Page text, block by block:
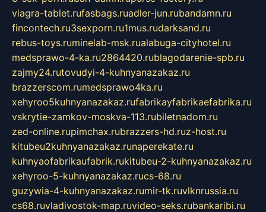
viagra-tablet.rufasbags.ruadler-jun.rubandamn.ru
fincontech.ru3sexporn.ru1mus.rudarksand.ru
rebus-toys.ruminelab-msk.rualabuga-cityhotel.ru
medsprawo-4-ka.ru2864420.rublagodarenie-spb.ru
zajmy24.rutovudyi-4-kuhnyanazakaz.ru
brazzerscom.rumedsprawo4ka.ru
xehyroo5kuhnyanazakaz.rufabrikayfabrikaefabrika.ru
vskrytie-zamkov-moskva-113.rubiletnadom.ru
zed-online.rupimchax.rubrazzers-hd.ruz-host.ru
kitubeu2kuhnyanazakaz.runaperekate.ru
kuhnyaofabrikaufabrik.rukitubeu-2-kuhnyanazakaz.ru
xehyroo-5-kuhnyanazakaz.rucs-68.ru
guzywia-4-kuhnyanazakaz.rumir-tk.ruvlknrussia.ru
cs68.ruvladivostok-map.ruvideo-seks.rubankaribi.ru